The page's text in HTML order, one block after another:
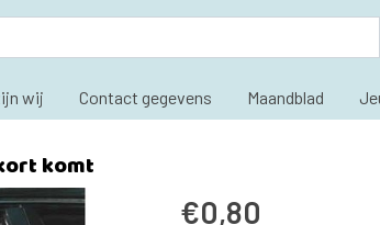
wij Contact gegevens Maandblad
komt
€0,80